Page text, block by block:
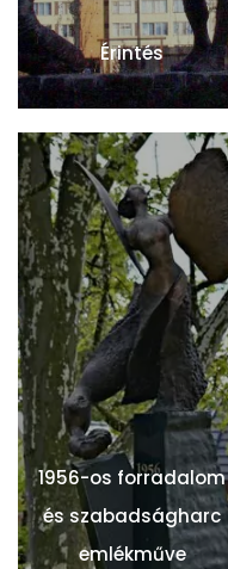
Érintés
1956-os forradalom
és szabadságharc
emlékműve